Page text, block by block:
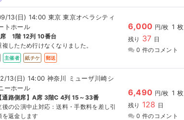
13(日) 14:00 東京 東京オペラシティ
トホール
1階 12列 10番台
複したため行けなくなりました。
主催者 紙チケ 郵送
6,000 円/枚 1 枚
残り 37 日
0 件のコメント
13(日) 14:00 神奈川 ミューザ川崎シ
ーホール
【通路側席】A席 3階C 4列 15～33番
後の公演中止対応：送料・手数料を差し引
を返金します
6,490 円/枚 1 枚
残り 128 日
0 件のコメント